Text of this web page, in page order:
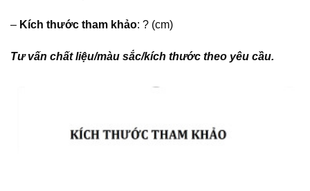
– Kích thước tham khảo: ? (cm)
Tư vấn chất liệu/màu sắc/kích thước theo yêu cầu.